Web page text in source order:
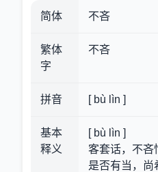
简体 不吝
繁体
字
不吝
拼音 [ bù lìn ]
基本
释义
[ bù lìn ]
客套话，不吝
是否有当，尚